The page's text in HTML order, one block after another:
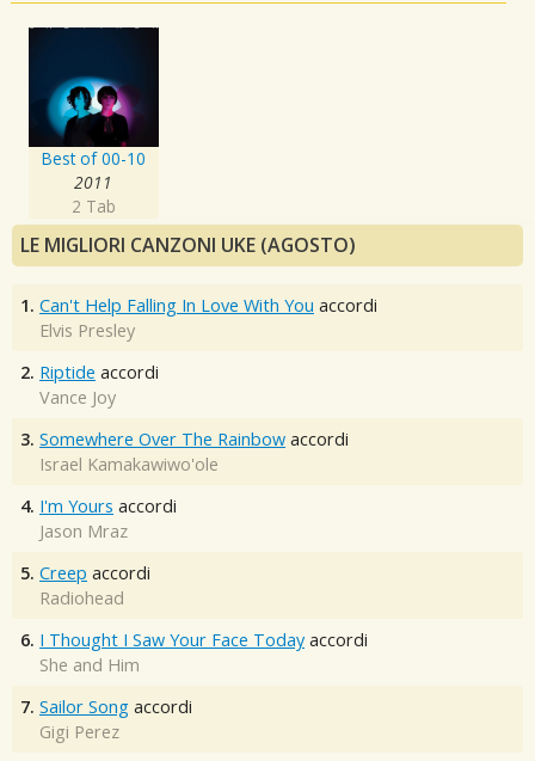
Best of 00-10
2011
2 Tab
LE MIGLIORI CANZONI UKE (AGOSTO)
1. Can't Help Falling In Love With You accordi
Elvis Presley
2. Riptide accordi
Vance Joy
3. Somewhere Over The Rainbow accordi
Israel Kamakawiwo'ole
4. I'm Yours accordi
Jason Mraz
5. Creep accordi
Radiohead
6. I Thought I Saw Your Face Today accordi
She and Him
7. Sailor Song accordi
Gigi Perez